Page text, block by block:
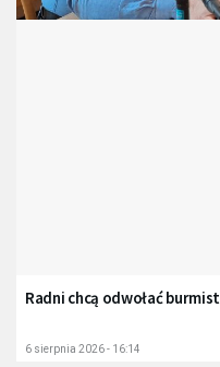
Radni chcą odwołać
6 sierpnia 2026 - 16:14